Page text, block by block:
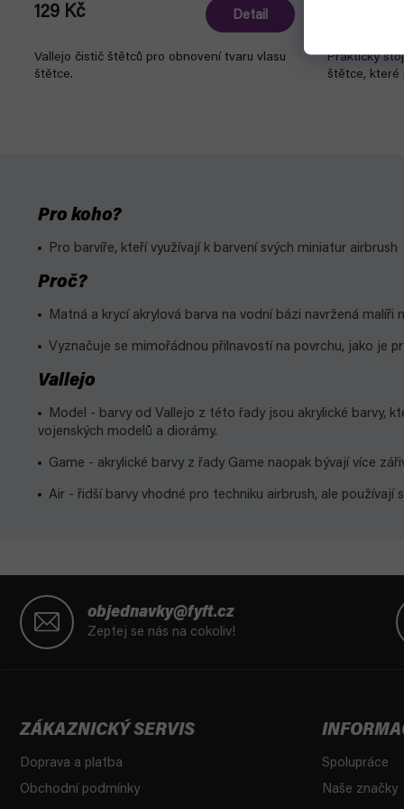
129 Kč Detail
Vallejo čistič štětců pro obnovení tvaru vlasu
štětce.
Praktický
štětce, které
Pro koho?
Pro barvíře, kteří využívají k barvení svých miniatur airbrush
Proč?
Matná a krycí akrylová barva na vodní bázi navržená malíři
Vyznačuje se mimořádnou přilnavostí na povrchu, jako je
Vallejo
Model - barvy od Vallejo z této řady jsou akrylické barvy,
vojenských modelů a diorámy.
Game - akrylické barvy z řady Game naopak bývají více
Air - řidší barvy vhodné pro techniku airbrush, ale používají
objednavky@fyft.cz
Zeptej se nás na cokoliv!
ZÁKAZNICKÝ SERVIS
Doprava a platba
Obchodní podmínky
Spolupráce
Naše značky